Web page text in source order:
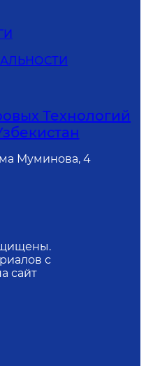
Технологий
Муминова, 4
с
сайт